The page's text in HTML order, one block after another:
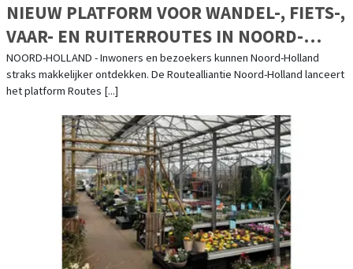
NIEUW PLATFORM VOOR WANDEL-, FIETS-,
VAAR- EN RUITERROUTES IN NOORD-
HOLLAND
NOORD-HOLLAND - Inwoners en bezoekers kunnen Noord-Holland
straks makkelijker ontdekken. De Routealliantie Noord-Holland lanceert
het platform Routes [...]